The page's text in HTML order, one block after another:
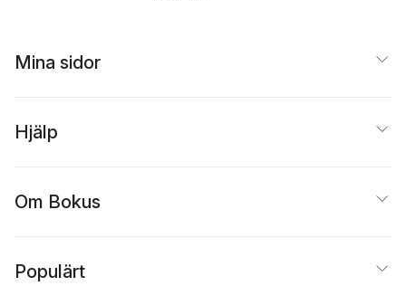
Mina sidor
Hjälp
Om Bokus
Populärt